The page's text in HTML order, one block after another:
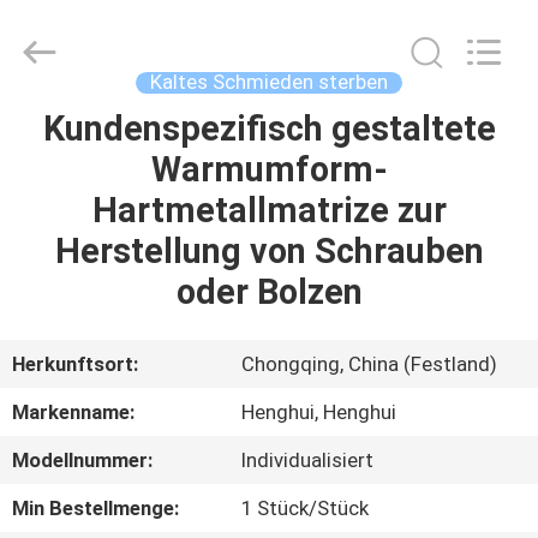
HAUS
PRODUKTE
ÜBER
UNS
FABRIK-
AUSFLUG
Limited.
Reserved.
Kaltes Schmieden sterben
Kundenspezifisch gestaltete
Warmumform-
Hartmetallmatrize zur
Herstellung von Schrauben
oder Bolzen
Herkunftsort:
Chongqing, China (Festland)
Markenname:
Henghui, Henghui
Modellnummer:
Individualisiert
Min Bestellmenge:
1 Stück/Stück